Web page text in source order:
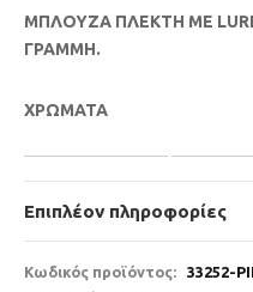
ΜΠΛΟΥΖΑ ΠΛΕΚΤΗ ΜΕ
ΓΡΑΜΜΗ.
ΧΡΩΜΑΤΑ
Επιπλέον πληροφορίες
Κωδικός προϊόντος:
33252-